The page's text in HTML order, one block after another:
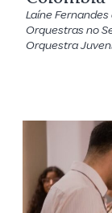
Laíne
Orquestras no
Orquestra